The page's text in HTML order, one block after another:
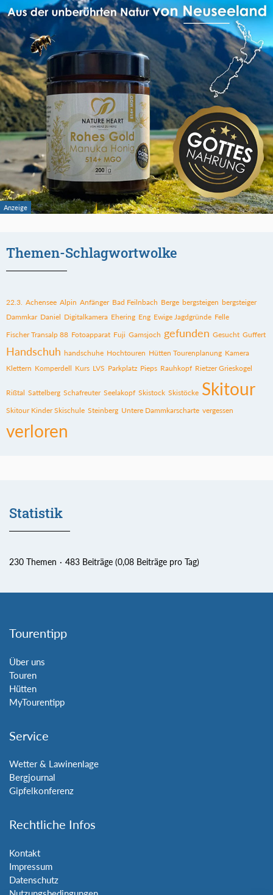
Themen-Schlagwortwolke
22.3. Achensee Alpin Anfänger Bad Feilnbach Berge bergsteigen bergsteiger
Dammkar Daniel Digitalkamera Ehering Eng Ewige Jagdgründe Felle
Fischer Transalp 88 Fotoapparat Fuji Gamsjoch gefunden Gesucht Guffert
Handschuh handschuhe Hochtouren Hütten Tourenplanung Kamera
Klettern Komperdell Kurs LVS Parkplatz Pieps Rauhkopf Rietzer Grieskogel
Rißtal Sattelberg Schafreuter Seelakopf Skistock Skistöcke Skitour
Skitour Kinder Skischule Steinberg Untere Dammkarscharte vergessen
verloren
Statistik
230 Themen 483 Beiträge (0,08 Beiträge pro Tag)
Tourentipp
Über uns
Touren
Hütten
MyTourentipp
Service
Wetter & Lawinenlage
Bergjournal
Gipfelkonferenz
Rechtliche Infos
Kontakt
Impressum
Datenschutz